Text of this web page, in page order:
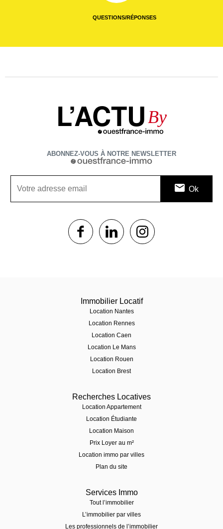
QUESTIONS/RÉPONSES
L’ACTU By
ABONNEZ-VOUS À NOTRE NEWSLETTER
1$s 1$s
Immobilier Locatif
Location Nantes
Location Rennes
Location Caen
Location Le Mans
Location Rouen
Location Brest
Recherches Locatives
Location Appartement
Location Étudiante
Location Maison
Prix Loyer au m²
Location immo par villes
Plan du site
Services Immo
Tout l’immobilier
L’immobilier par villes
Les professionnels de l’immobilier